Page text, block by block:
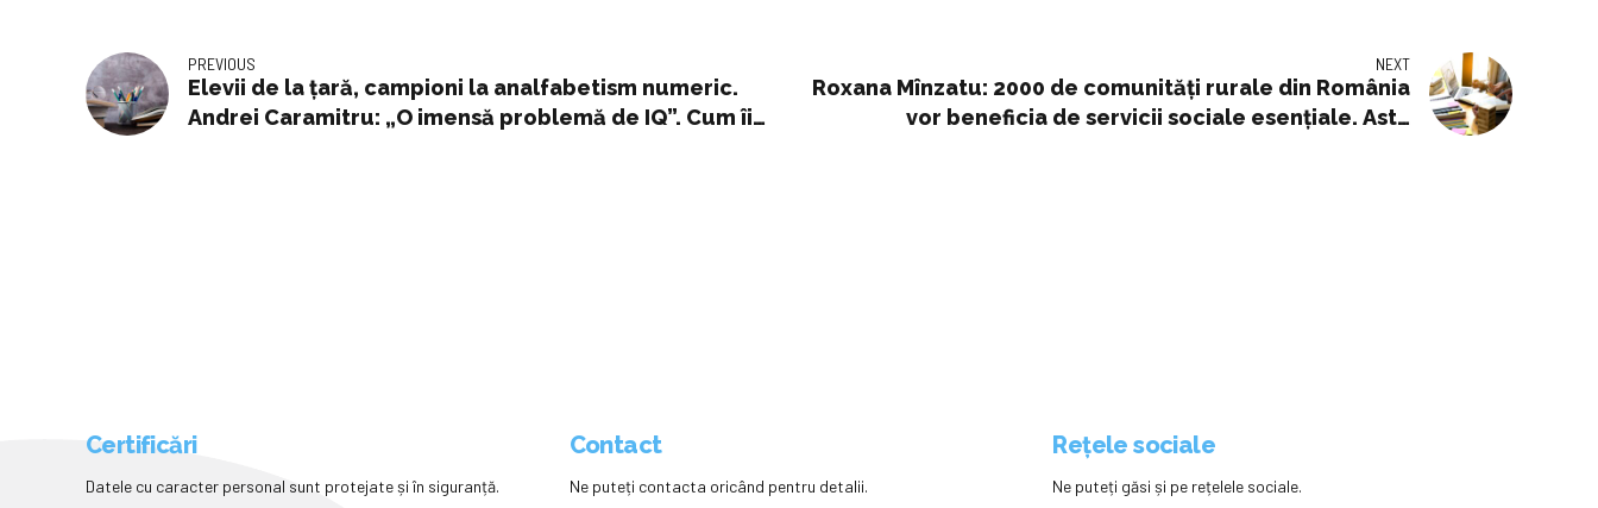
PREVIOUS
Elevii de la țară, campioni la analfabetism numeric.
Andrei Caramitru: „O imensă problemă de IQ”. Cum îi
NEXT
Roxana Mînzatu: 2000 de comunităţi rurale din România
vor beneficia de servicii sociale esenţiale. Asta
Certificări
Datele cu caracter personal sunt protejate și în siguranță.
Contact
Ne puteți contacta oricând pentru detalii.
Rețele sociale
Ne puteți găsi și pe rețelele sociale.